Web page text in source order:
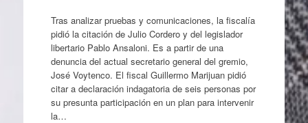
Tras analizar pruebas y comunicaciones, la fiscalía
pidió la citación de Julio Cordero y del legislador
libertario Pablo Ansaloni. Es a partir de una
denuncia del actual secretario general del gremio,
José Voytenco. El fiscal Guillermo Marijuan pidió
citar a declaración indagatoria de seis personas por
su presunta participación en un plan para intervenir
la…